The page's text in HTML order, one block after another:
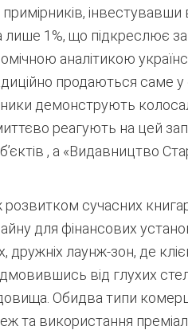
інвестувавши
1%, що підкреслює
аналітикою
продаються саме у
демонструють
реагують на цей
, а «Видавництво
розвитком сучасних
для фінансових
дружніх лаунж-зон, де
від глухих
Обидва типи
та використання